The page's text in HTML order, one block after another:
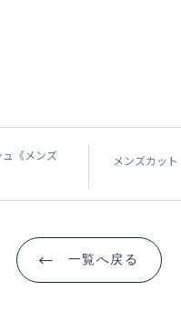
GINZA 2【アリエッ
5579-5801
03-6228-7344
GINZA 2【アリエッ
03-5579-5801
GINZA 2【アリエッ
ウェブ予約
《メンズ
メンズカッ
← 一覧へ戻る